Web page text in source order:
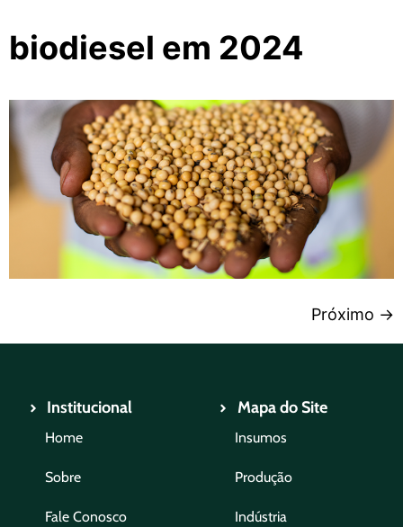
biodiesel em 2024
Próximo →
Institucional
Home
Sobre
Fale Conosco
Mapa do Site
Insumos
Produção
Indústria